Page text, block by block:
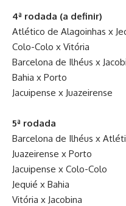
4ª rodada (a definir)
Atlético de Alagoinhas x
Colo-Colo x Vitória
Barcelona de Ilhéus x
Bahia x Porto
Jacuipense x Juazeirense
5ª rodada
Barcelona de Ilhéus x
Juazeirense x Porto
Jacuipense x Colo-Colo
Jequié x Bahia
Vitória x Jacobina